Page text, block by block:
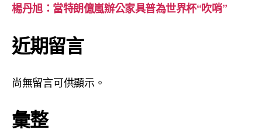
楊丹旭：當特朗億嵐辦公家具普為世界杯“吹哨”
近期留言
尚無留言可供顯示。
彙整